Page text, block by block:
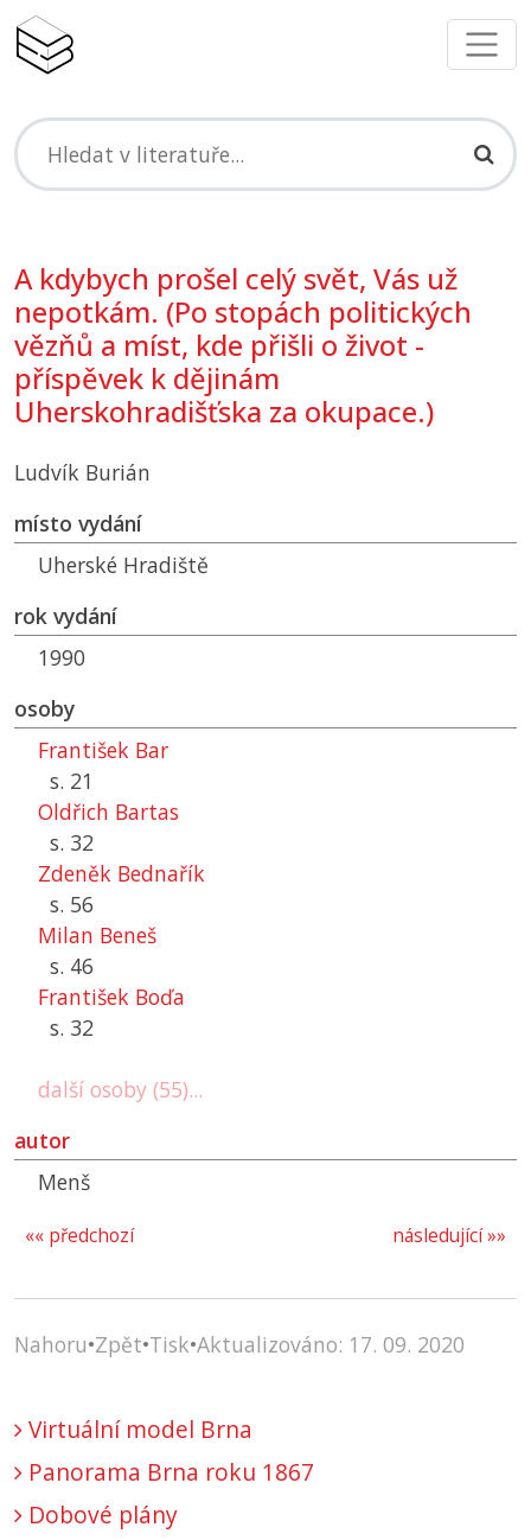
A kdybych prošel celý svět, Vás už
nepotkám. (Po stopách politických
vězňů a míst, kde přišli o život -
příspěvek k dějinám
Uherskohradišťska za okupace.)
Ludvík Burián
místo vydání
Uherské Hradiště
rok vydání
1990
osoby
František Bar
s. 21
Oldřich Bartas
s. 32
Zdeněk Bednařík
s. 56
Milan Beneš
s. 46
František Boďa
s. 32
další osoby (55)...
autor
Menš
následující »»
«« předchozí
Nahoru•Zpět•Tisk•Aktualizováno: 17. 09. 2020
Virtuální model Brna
Panorama Brna roku 1867
Dobové plány